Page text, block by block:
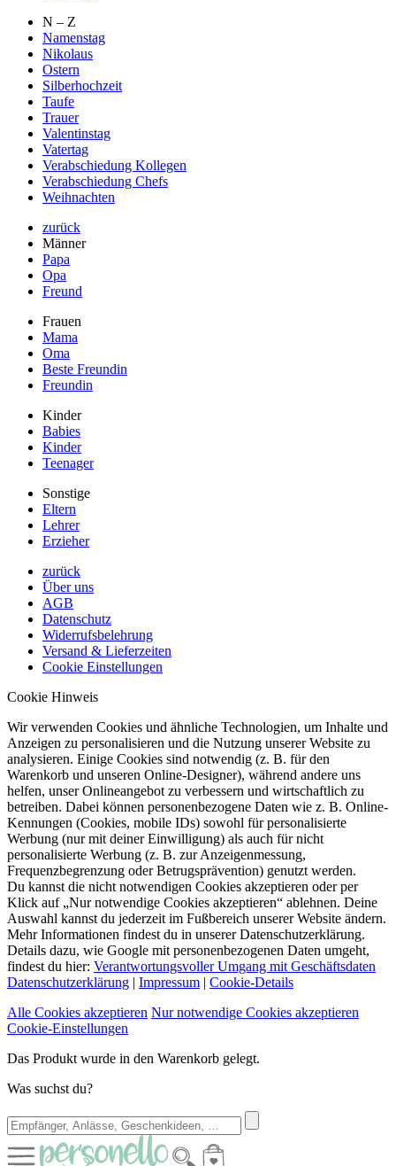
N – Z
Namenstag
Nikolaus
Ostern
Silberhochzeit
Taufe
Trauer
Valentinstag
Vatertag
Verabschiedung Kollegen
Verabschiedung Chefs
Weihnachten
zurück
Männer
Papa
Opa
Freund
Frauen
Mama
Oma
Beste Freundin
Freundin
Kinder
Babies
Kinder
Teenager
Sonstige
Eltern
Lehrer
Erzieher
zurück
Über uns
AGB
Datenschutz
Widerrufsbelehrung
Versand & Lieferzeiten
Cookie Einstellungen
Cookie Hinweis
Wir verwenden Cookies und ähnliche Technologien, um Inhalte und
Anzeigen zu personalisieren und die Nutzung unserer Website zu
analysieren. Einige Cookies sind notwendig (z. B. für den
Warenkorb und unseren Online-Designer), während andere uns
helfen, unser Onlineangebot zu verbessern und wirtschaftlich zu
betreiben. Dabei können personenbezogene Daten wie z. B. Online-
Kennungen (Cookies, mobile IDs) sowohl für personalisierte
Werbung (nur mit deiner Einwilligung) als auch für nicht
personalisierte Werbung (z. B. zur Anzeigenmessung,
Frequenzbegrenzung oder Betrugsprävention) genutzt werden.
Du kannst die nicht notwendigen Cookies akzeptieren oder per
Klick auf „Nur notwendige Cookies akzeptieren“ ablehnen. Deine
Auswahl kannst du jederzeit im Fußbereich unserer Website ändern.
Mehr Informationen findest du in unserer Datenschutzerklärung.
Details dazu, wie Google mit personenbezogenen Daten umgeht,
findest du hier: Verantwortungsvoller Umgang mit Geschäftsdaten
Datenschutzerklärung | Impressum | Cookie-Details
Alle Cookies akzeptieren Nur notwendige Cookies akzeptieren
Cookie-Einstellungen
Das Produkt wurde in den Warenkorb gelegt.
Was suchst du?